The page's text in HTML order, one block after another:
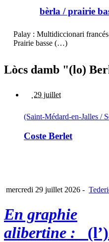
bèrla / prairie
Palay : Multidiccionari
Prairie basse (…)
Lòcs damb "(lo)
29 juillet
(Saint-Médard-en-Jalles /
Coste Berlet
mercredi 29 juillet 2026 -
En graphie
alibertine :